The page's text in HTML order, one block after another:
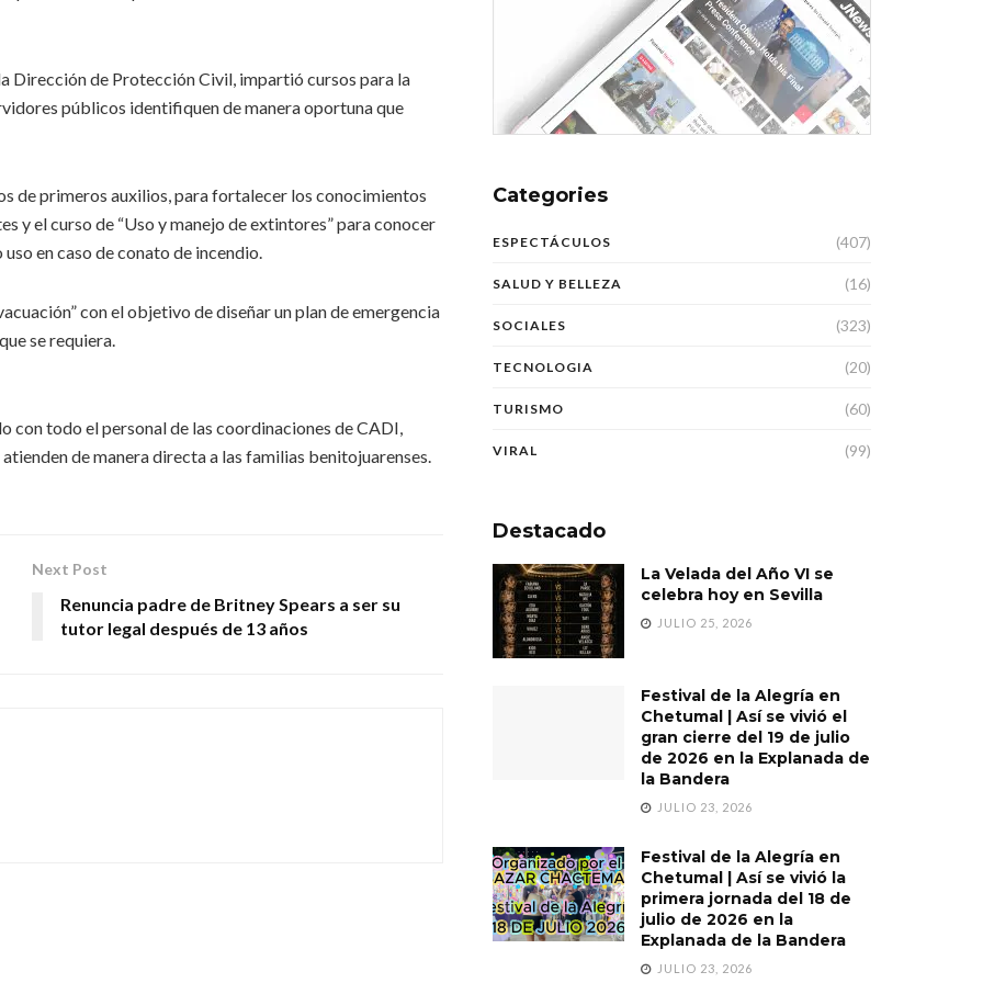
Dirección de Protección Civil, impartió cursos para la
públicos identifiquen de manera oportuna que
de primeros auxilios, para fortalecer los conocimientos
y el curso de “Uso y manejo de extintores” para conocer
en caso de conato de incendio.
con el objetivo de diseñar un plan de emergencia
se requiera.
todo el personal de las coordinaciones de CADI,
de manera directa a las familias benitojuarenses.
Next Post
Renuncia padre de Britney Spears a ser su
tutor legal después de 13 años
Categories
ESPECTÁCULOS (407)
SALUD Y BELLEZA (16)
SOCIALES (323)
TECNOLOGIA (20)
TURISMO (60)
VIRAL (99)
Destacado
La Velada del Año VI se
celebra hoy en Sevilla
JULIO 25, 2026
Festival de la Alegría en
Chetumal | Así se vivió el
gran cierre del 19 de julio
de 2026 en la Explanada de
la Bandera
JULIO 23, 2026
Festival de la Alegría en
Chetumal | Así se vivió la
primera jornada del 18 de
julio de 2026 en la
Explanada de la Bandera
JULIO 23, 2026